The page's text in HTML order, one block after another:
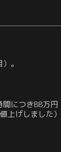
。
につき88万円
上げしました）